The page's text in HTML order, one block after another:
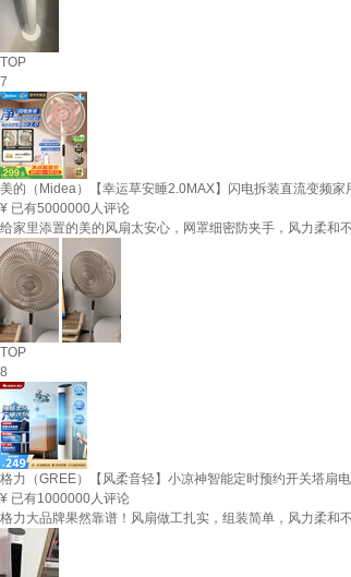
TOP
7
美的（Midea）【幸运草安睡2.0MAX】闪电拆装直流变频
¥ 已有5000000人评论
给家里添置的美的风扇太安心，网罩细密防夹手，风力柔和
TOP
8
格力（GREE）【风柔音轻】小凉神智能定时预约开关塔扇
¥ 已有1000000人评论
格力大品牌果然靠谱！风扇做工扎实，组装简单，风力柔和